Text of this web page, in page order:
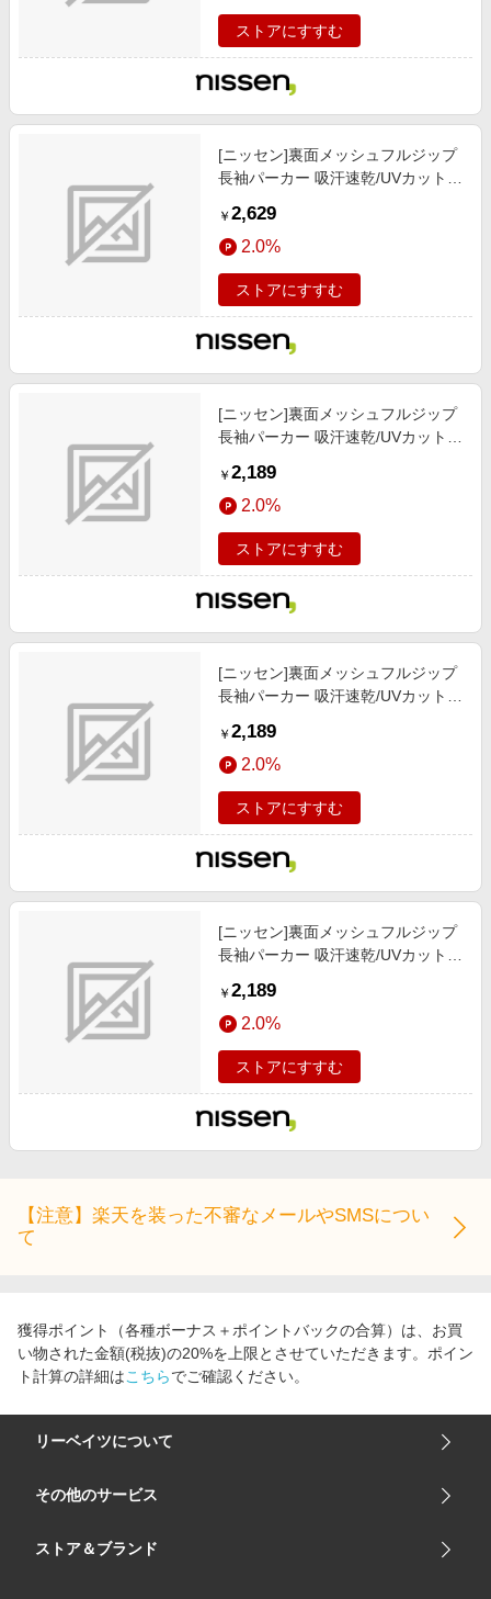
ストアにすすむ
[ニッセン]裏面メッシュフルジップ
長袖パーカー 吸汗速乾/UVカット/
ーカー/ネイビー
￥ 2,629
2.0%
ストアにすすむ
[ニッセン]裏面メッシュフルジップ
長袖パーカー 吸汗速乾/UVカット/
ーカー/ダークグレー
￥ 2,189
2.0%
ストアにすすむ
[ニッセン]裏面メッシュフルジップ
長袖パーカー 吸汗速乾/UVカット/
ーカー/ブラック
￥ 2,189
2.0%
ストアにすすむ
[ニッセン]裏面メッシュフルジップ
長袖パーカー 吸汗速乾/UVカット/
ーカー/ライトイエロー
￥ 2,189
2.0%
ストアにすすむ
【注意】楽天を装った不審なメールやSMSについ
て
獲得ポイント（各種ボーナス＋ポイントバックの合算）は、お買
い物された金額(税抜)の20%を上限とさせていただきます。ポイン
ト計算の詳細はこちらでご確認ください。
リーベイツについて
会社概要
サイトマップ
その他のサービス
楽天市場
ストア＆ブランド